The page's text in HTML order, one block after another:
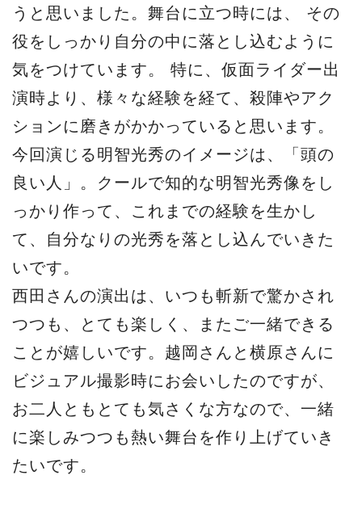
うと思いました。舞台に立つ時には、 その
役をしっかり自分の中に落とし込むように
気をつけています。 特に、仮面ライダー出
演時より、様々な経験を経て、殺陣やアク
ションに磨きがかかっていると思います。
今回演じる明智光秀のイメージは、「頭の
良い人」。クールで知的な明智光秀像をし
っかり作って、これまでの経験を生かし
て、自分なりの光秀を落とし込んでいきた
いです。
西田さんの演出は、いつも斬新で驚かされ
つつも、とても楽しく、またご一緒できる
ことが嬉しいです。越岡さんと横原さんに
ビジュアル撮影時にお会いしたのですが、
お二人ともとても気さくな方なので、一緒
に楽しみつつも熱い舞台を作り上げていき
たいです。